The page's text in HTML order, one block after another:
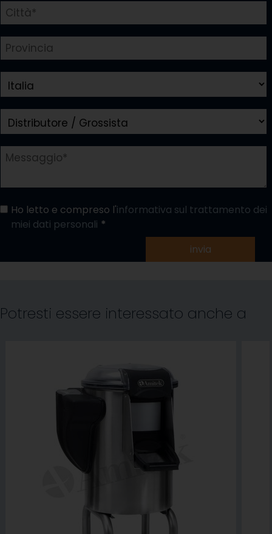
Ho letto e compreso l'informativa sul trattamento dei
miei dati personali
invia
Potresti essere interessato anche a